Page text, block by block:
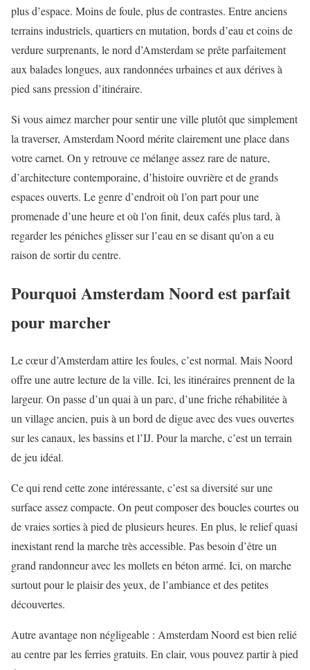
plus d’espace. Moins de foule, plus de contrastes. Entre anciens
terrains industriels, quartiers en mutation, bords d’eau et coins de
verdure surprenants, le nord d’Amsterdam se prête parfaitement
aux balades longues, aux randonnées urbaines et aux dérives à
pied sans pression d’itinéraire.
Si vous aimez marcher pour sentir une ville plutôt que simplement
la traverser, Amsterdam Noord mérite clairement une place dans
votre carnet. On y retrouve ce mélange assez rare de nature,
d’architecture contemporaine, d’histoire ouvrière et de grands
espaces ouverts. Le genre d’endroit où l’on part pour une
promenade d’une heure et où l’on finit, deux cafés plus tard, à
regarder les péniches glisser sur l’eau en se disant qu’on a eu
raison de sortir du centre.
Pourquoi Amsterdam Noord est parfait
pour marcher
Le cœur d’Amsterdam attire les foules, c’est normal. Mais Noord
offre une autre lecture de la ville. Ici, les itinéraires prennent de la
largeur. On passe d’un quai à un parc, d’une friche réhabilitée à
un village ancien, puis à un bord de digue avec des vues ouvertes
sur les canaux, les bassins et l’IJ. Pour la marche, c’est un terrain
de jeu idéal.
Ce qui rend cette zone intéressante, c’est sa diversité sur une
surface assez compacte. On peut composer des boucles courtes ou
de vraies sorties à pied de plusieurs heures. En plus, le relief quasi
inexistant rend la marche très accessible. Pas besoin d’être un
grand randonneur avec les mollets en béton armé. Ici, on marche
surtout pour le plaisir des yeux, de l’ambiance et des petites
découvertes.
Autre avantage non négligeable : Amsterdam Noord est bien relié
au centre par les ferries gratuits. En clair, vous pouvez partir à pied